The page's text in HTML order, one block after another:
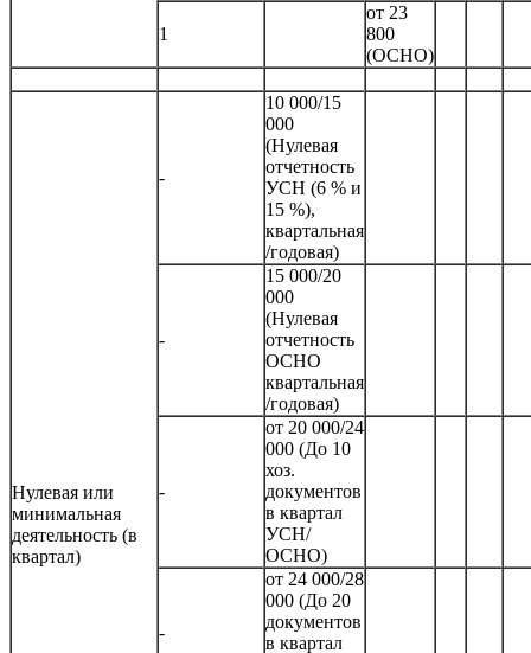
1
от 23
800
(ОСНО)
Нулевая или
минимальная
деятельность (в
квартал)
-
10 000/15
000
(Нулевая
отчетность
УСН (6 % и
15 %),
квартальная
/годовая)
-
15 000/20
000
(Нулевая
отчетность
ОСНО
квартальная
/годовая)
-
от 20 000/24
000 (До 10
хоз.
документов
в квартал
УСН/
ОСНО)
-
от 24 000/28
000 (До 20
документов
в квартал